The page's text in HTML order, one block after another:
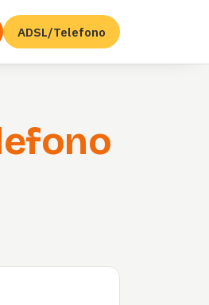
ADSL/Telefono